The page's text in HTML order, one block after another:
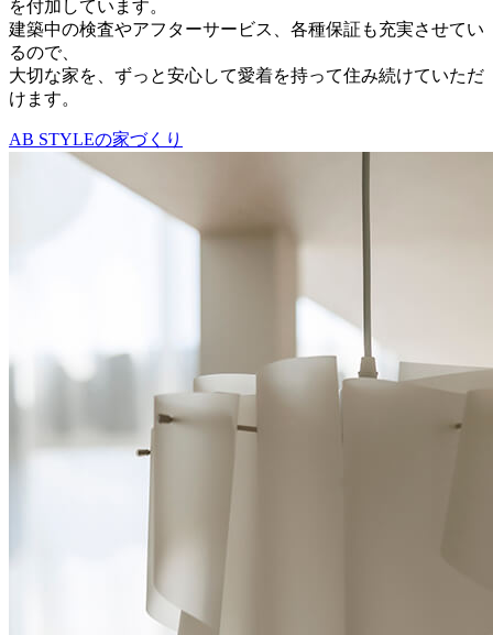
を付加しています。
建築中の検査やアフターサービス、各種保証も充実させてい
るので、
大切な家を、ずっと安心して愛着を持って住み続けていただ
けます。
AB STYLEの家づくり